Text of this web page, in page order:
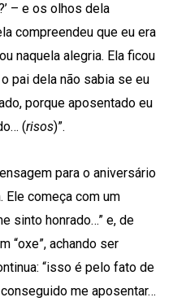
– e os olhos dela
compreendeu que eu era
naquela alegria. Ela ficou
pai dela não sabia se eu
porque aposentado eu
(risos)”.
para o aniversário
Ele começa com um
sinto honrado…” e, de
“oxe”, achando ser
“isso é pelo fato de
me aposentar…